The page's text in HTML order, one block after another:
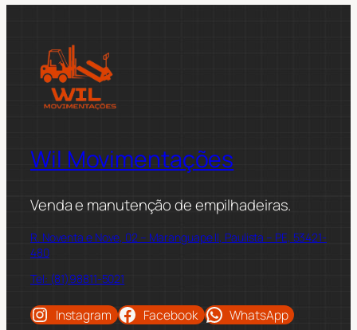
Wil Movimentações
Venda e manutenção de empilhadeiras.
R. Noventa e Nove, 02 – Maranguape II, Paulista – PE, 53421-
480
Tel: (81)98811-5021
Instagram Facebook WhatsApp